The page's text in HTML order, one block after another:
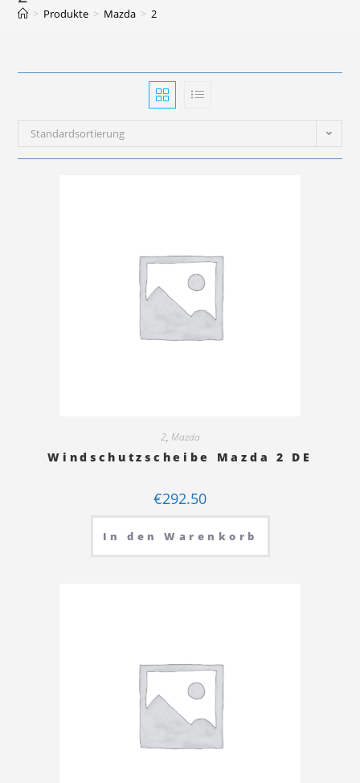
> Produkte > Mazda > 2
Standardsortierung
2, Mazda
Windschutzscheibe Mazda 2 DE
€292.50
In den Warenkorb